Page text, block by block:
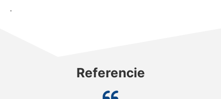
.
Referencie